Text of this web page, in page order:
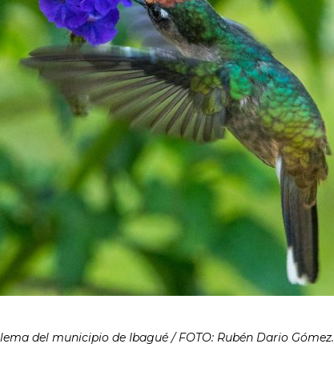
del municipio de Ibagué / FOTO: Rubén Dario Gómez.